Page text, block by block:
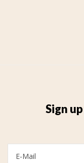
Sign